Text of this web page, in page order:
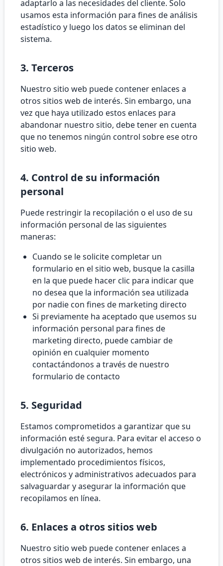
adaptarlo a las necesidades del cliente. Solo
usamos esta información para fines de análisis
estadístico y luego los datos se eliminan del
sistema.
3. Terceros
Nuestro sitio web puede contener enlaces a
otros sitios web de interés. Sin embargo, una
vez que haya utilizado estos enlaces para
abandonar nuestro sitio, debe tener en cuenta
que no tenemos ningún control sobre ese otro
sitio web.
4. Control de su información
personal
Puede restringir la recopilación o el uso de su
información personal de las siguientes
maneras:
Cuando se le solicite completar un
formulario en el sitio web, busque la casilla
en la que puede hacer clic para indicar que
no desea que la información sea utilizada
por nadie con fines de marketing directo
Si previamente ha aceptado que usemos su
información personal para fines de
marketing directo, puede cambiar de
opinión en cualquier momento
contactándonos a través de nuestro
formulario de contacto
5. Seguridad
Estamos comprometidos a garantizar que su
información esté segura. Para evitar el acceso o
divulgación no autorizados, hemos
implementado procedimientos físicos,
electrónicos y administrativos adecuados para
salvaguardar y asegurar la información que
recopilamos en línea.
6. Enlaces a otros sitios web
Nuestro sitio web puede contener enlaces a
otros sitios web de interés. Sin embargo, una